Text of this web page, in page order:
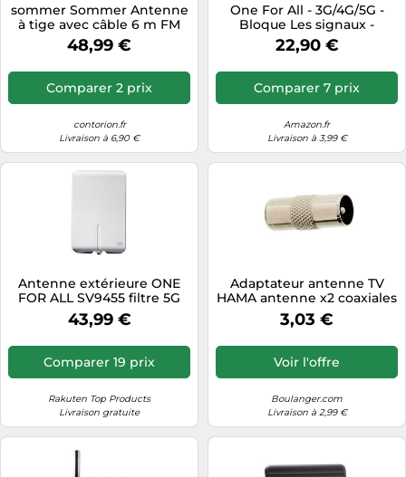
sommer Sommer Antenne
à tige avec câble 6 m FM
868,8 MHz 7004V001
Quantité:1
48,99 €
Comparer 2 prix
contorion.fr
Livraison à 6,90 €
One For All - 3G/4G/5G -
Bloque Les signaux -
Antenne TV intérieure
amplifiée - Full HD TV
- Distance aux émetteurs 0
- 15 km - SV9420-5G
22,90 €
Comparer 7 prix
Amazon.fr
Livraison à 3,99 €
Antenne extérieure ONE
FOR ALL SV9455 filtre 5G
43,99 €
Comparer 19 prix
Rakuten Top Products
Livraison gratuite
Adaptateur antenne TV
HAMA antenne x2 coaxiales
3,03 €
Voir l'offre
Boulanger.com
Livraison à 2,99 €